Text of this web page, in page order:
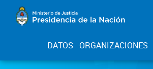
DATOS ORGANIZACIONES